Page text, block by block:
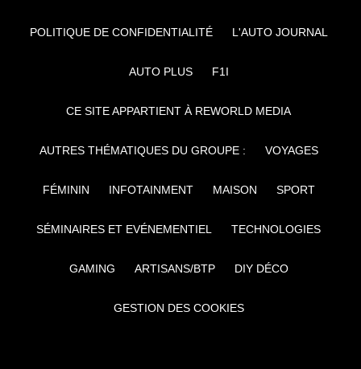
POLITIQUE DE CONFIDENTIALITÉ L'AUTO JOURNAL
AUTO PLUS F1I
CE SITE APPARTIENT À REWORLD MEDIA
AUTRES THÉMATIQUES DU GROUPE : VOYAGES
FÉMININ INFOTAINMENT MAISON SPORT
SÉMINAIRES ET EVÉNEMENTIEL TECHNOLOGIES
GAMING ARTISANS/BTP DIY DÉCO
GESTION DES COOKIES